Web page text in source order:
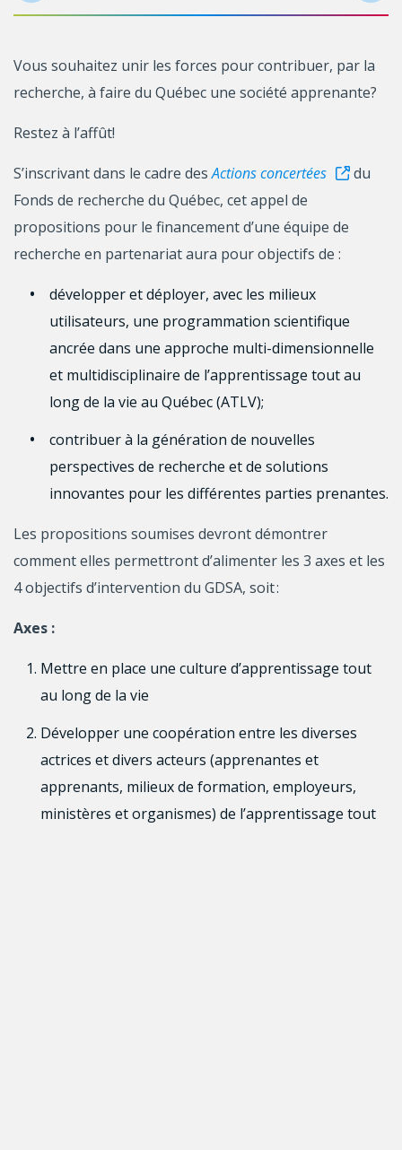
Vous souhaitez unir les forces pour contribuer, par la
recherche, à faire du Québec une société apprenante?
Restez à l’affût!
S’inscrivant dans le cadre desActions concertées
du
Fonds de recherche du Québec, cet appel de
propositions pour le financement d’une équipe de
recherche en partenariat aura pour objectifs de :
développer et déployer, avec les milieux
utilisateurs, une programmation scientifique
ancrée dans une approche multi-dimensionnelle
et multidisciplinaire de l’apprentissage tout au
long de la vie au Québec (ATLV);
contribuer à la génération de nouvelles
perspectives de recherche et de solutions
innovantes pour les différentes parties prenantes.
Les propositions soumises devront démontrer
comment elles permettront d’alimenter les 3 axes et les
4 objectifs d’intervention du GDSA, soit :
Axes :
Mettre en place une culture d’apprentissage tout
au long de la vie
Développer une coopération entre les diverses
actrices et divers acteurs (apprenantes et
apprenants, milieux de formation, employeurs,
ministères et organismes) de l’apprentissage tout